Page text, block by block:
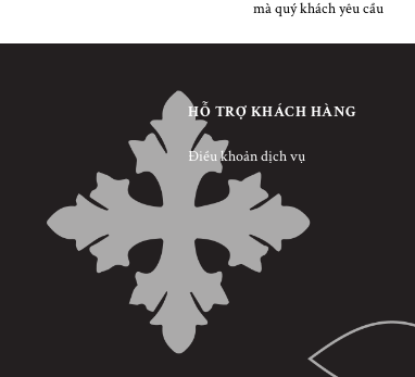
mà quý khách yêu cầu
HỖ TRỢ KHÁCH HÀNG
Điều khoản dịch vụ